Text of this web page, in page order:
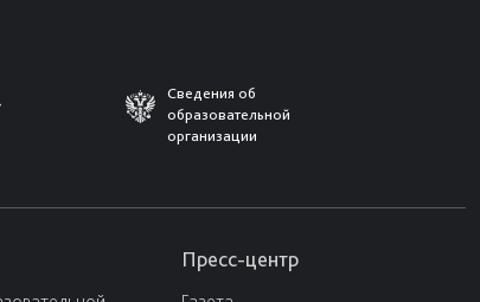
Сведения об
образовательной
организации
Пресс-центр